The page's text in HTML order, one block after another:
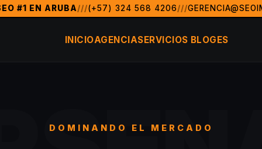
de marketing digital y posicionamiento SEO en Aruba
Aruba, Colombia, México, Argentina, Chile, Perú,
#1 EN ARUBA///(+57) 324 568 4206///
INICIOAGENCIASERVICIOS BLOGES
DOMINANDO EL MERCADO